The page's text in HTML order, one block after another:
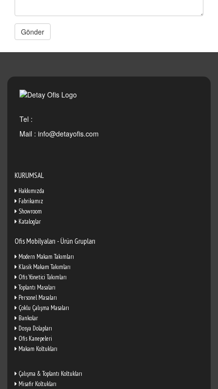
Gönder
Tel :
Mail : info@detayofis.com
KURUMSAL
Hakkımızda
Fabrikamız
Showroom
Kataloglar
Ofis Mobilyaları - Ürün Grupları
Modern Makam Takımları
Klasik Makam Takımları
Ofis Yönetici Takımları
Toplantı Masaları
Personel Masaları
Çoklu Çalışma Masaları
Bankolar
Dosya Dolapları
Ofis Kanepeleri
Makam Koltukları
Çalışma & Toplantı Koltukları
Misafir Koltukları